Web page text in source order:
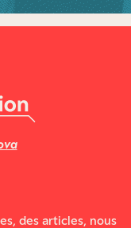
des articles, nous